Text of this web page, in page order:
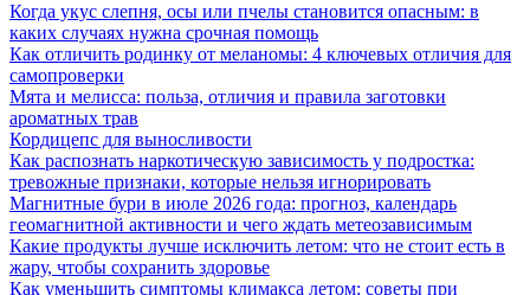
Когда укус слепня, осы или пчелы становится опасным: в
каких случаях нужна срочная помощь
Как отличить родинку от меланомы: 4 ключевых отличия для
самопроверки
Мята и мелисса: польза, отличия и правила заготовки
ароматных трав
Кордицепс для выносливости
Как распознать наркотическую зависимость у подростка:
тревожные признаки, которые нельзя игнорировать
Магнитные бури в июле 2026 года: прогноз, календарь
геомагнитной активности и чего ждать метеозависимым
Какие продукты лучше исключить летом: что не стоит есть в
жару, чтобы сохранить здоровье
Как уменьшить симптомы климакса летом: советы при